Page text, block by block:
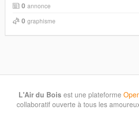
0 annonce
0 graphisme
L'Air du Bois est une plateforme
collaboratif ouverte à tous les